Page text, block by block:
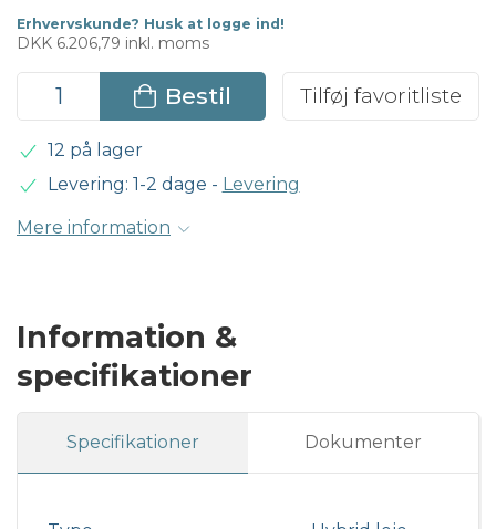
Erhvervskunde? Husk at logge ind!
DKK 6.206,79 inkl. moms
Bestil Tilføj favoritliste
12 på lager
Levering: 1-2 dage - Levering
Mere information
Information &
specifikationer
Specifikationer Dokumenter